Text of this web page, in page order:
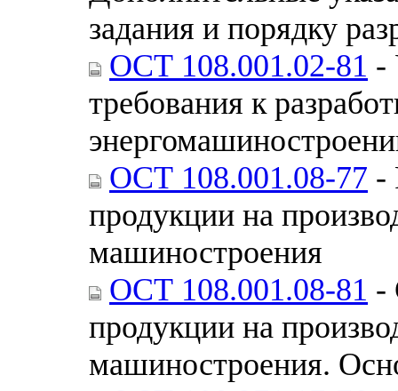
задания и порядку
ОСТ 108.001.02-81 -
требования к
ОСТ 108.001.08-77 -
продукции на
машиностроения
ОСТ 108.001.08-81 -
продукции на
машиностроения.